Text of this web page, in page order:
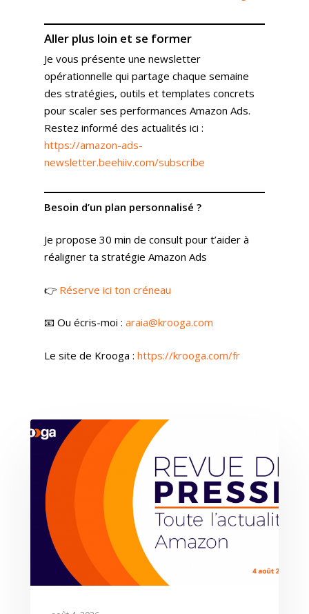
Aller plus loin et se former
Je vous présente une newsletter
opérationnelle qui partage chaque semaine
des stratégies, outils et templates concrets
pour scaler ses performances Amazon Ads.
Restez informé des actualités ici :
https://amazon-ads-
newsletter.beehiiv.com/subscribe
Besoin d’un plan personnalisé ?
Je propose 30 min de consult pour t’aider à
réaligner ta stratégie Amazon Ads
👉 Réserve ici ton créneau
📧 Ou écris-moi : araia@krooga.com
Le site de Krooga : https://krooga.com/fr
Contenu de Marque
Amazon DSP & AMC
Monitoring Data pour
Reporting
Gestion des Reviews
Nos Clients
Presse
Agence Amazon Ads
Partner
Articles
Amazon Advertising
Ressources
Webinar
Livres Blanc
Nos Podcasts
Contact
Krooga SAS